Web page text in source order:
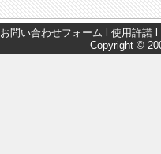
お問い合わせフォーム 使用許諾
Copyright ©